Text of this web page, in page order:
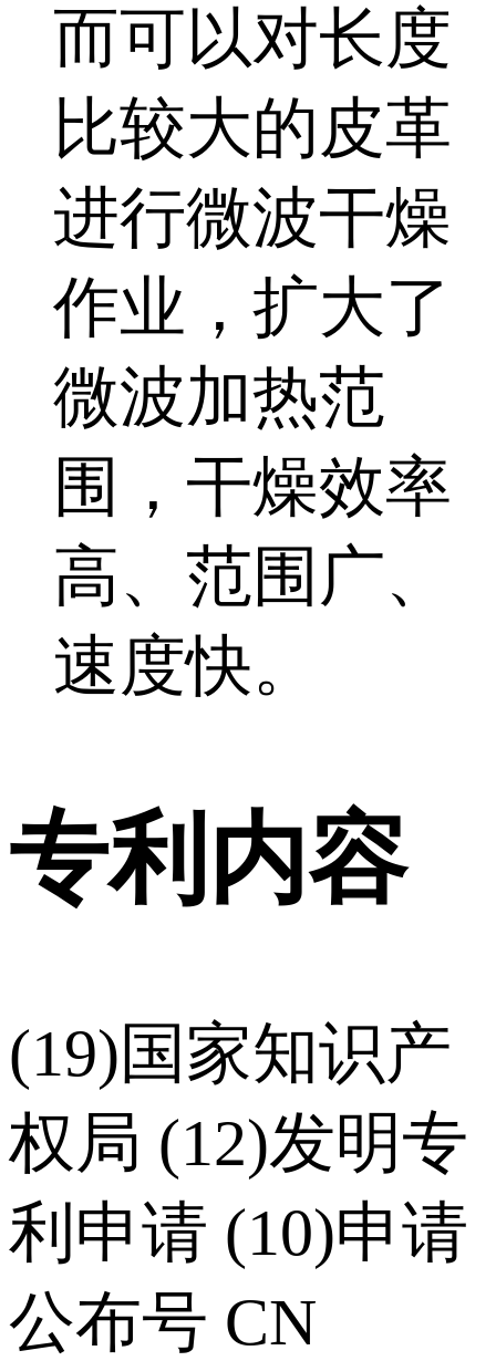
而可以对长度
比较大的皮革
进行微波干燥
作业，扩大了
微波加热范
围，干燥效率
高、范围广、
速度快。
专利内容
(19)国家知识产
权局 (12)发明专
利申请 (10)申请
公布号 CN